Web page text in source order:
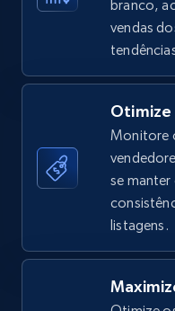
URL, Title, Available,
price, Final price,
5.4K+
TikTok Shop -
URL, Title,
price, Final price,
branco,
vendas
Otimize
Monitore
se
listagens.